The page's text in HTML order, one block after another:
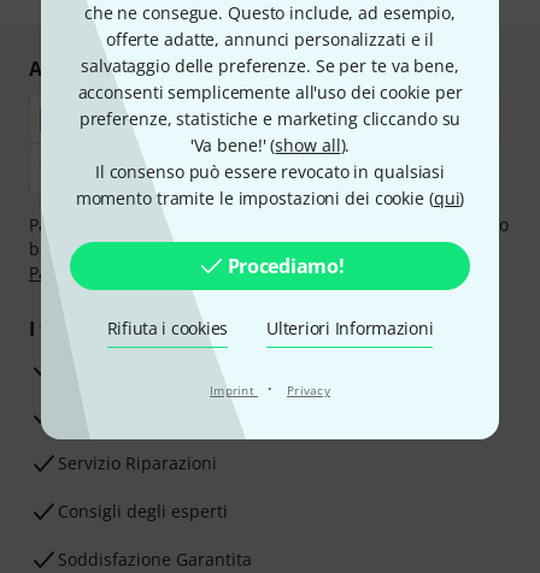
che ne consegue. Questo include, ad esempio,
offerte adatte, annunci personalizzati e il
salvataggio delle preferenze. Se per te va bene,
acconsenti semplicemente all'uso dei cookie per
preferenze, statistiche e marketing cliccando su
'Va bene!' (show all).
Il consenso può essere revocato in qualsiasi
momento tramite le impostazioni dei cookie (qui)
Procediamo!
Rifiuta i cookies Ulteriori Informazioni
Imprint · Privacy
Acquisti e pagamenti sicuri
Paga in tutta sicurezza con Contanti alla consegna, Bonifico
bancario, PayPal, Amazon Pay,Klarna Paga Ora,Klarna
Paga in 3 rate
oppure Carta di credito.
I tuoi vantaggi
3 anni di garanzia Thomann
30 giorni di garanzia soddisfatti o rimborsati
Servizio Riparazioni
Consigli degli esperti
Soddisfazione Garantita